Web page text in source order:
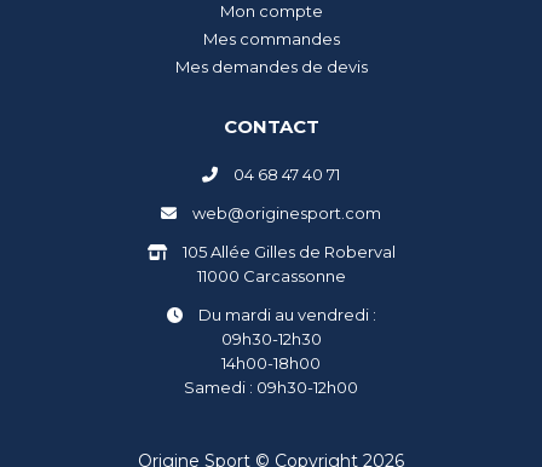
Mon compte
Mes commandes
Mes demandes de devis
CONTACT
04 68 47 40 71
web@originesport.com
105 Allée Gilles de Roberval
11000 Carcassonne
Du mardi au vendredi :
09h30-12h30
14h00-18h00
Samedi : 09h30-12h00
Origine Sport © Copyright 2026